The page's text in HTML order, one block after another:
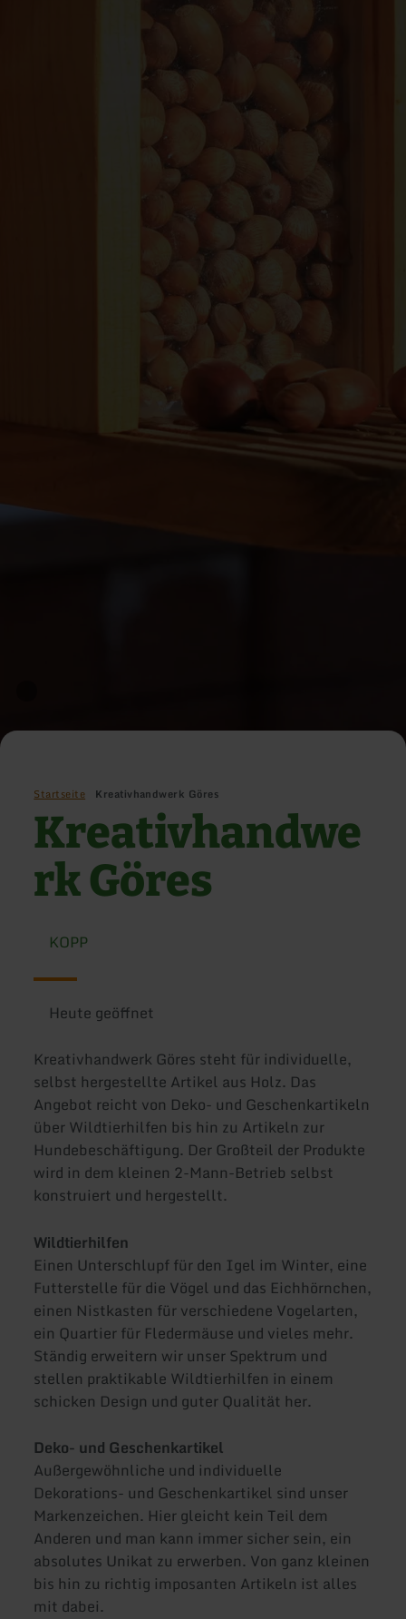
Startseite Kreativhandwerk Göres
Kreativhandwe
rk Göres
KOPP
Heute geöffnet
Kreativhandwerk Göres steht für individuelle,
selbst hergestellte Artikel aus Holz. Das
Angebot reicht von Deko- und Geschenkartikeln
über Wildtierhilfen bis hin zu Artikeln zur
Hundebeschäftigung. Der Großteil der Produkte
wird in dem kleinen 2-Mann-Betrieb selbst
konstruiert und hergestellt.
Wildtierhilfen
Einen Unterschlupf für den Igel im Winter, eine
Futterstelle für die Vögel und das Eichhörnchen,
einen Nistkasten für verschiedene Vogelarten,
ein Quartier für Fledermäuse und vieles mehr.
Ständig erweitern wir unser Spektrum und
stellen praktikable Wildtierhilfen in einem
schicken Design und guter Qualität her.
Deko- und Geschenkartikel
Außergewöhnliche und individuelle
Dekorations- und Geschenkartikel sind unser
Markenzeichen. Hier gleicht kein Teil dem
Anderen und man kann immer sicher sein, ein
absolutes Unikat zu erwerben. Von ganz kleinen
bis hin zu richtig imposanten Artikeln ist alles
mit dabei.